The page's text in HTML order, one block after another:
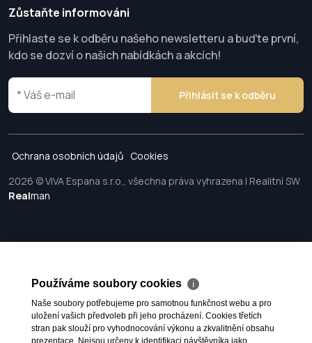
Zůstaňte informováni
Přihlaste se k odběru našeho newsletteru a buďte první,
kdo se dozví o našich nabídkách a akcích!
Přihlásit se k odběru
Ochrana osobních údajů Cookies
2026 © VIVA Espana s.r.o., všechna práva vyhrazena | Realitní SW
Realman
Používáme soubory cookies ℹ
Naše soubory potřebujeme pro samotnou funkčnost webu a pro
uložení vašich předvoleb při jeho procházení. Cookies třetích
stran pak slouží pro vyhodnocování výkonu a zkvalitnění obsahu
prezentace. Nejsou určeny k identifikaci návštěvníka jako